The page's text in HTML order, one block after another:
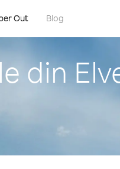
Out Blog
din